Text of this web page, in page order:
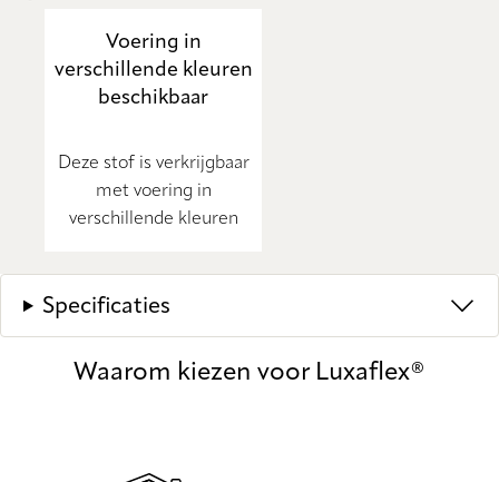
Voering in
verschillende kleuren
beschikbaar
Deze stof is verkrijgbaar
met voering in
verschillende kleuren
Specificaties
Waarom kiezen voor Luxaflex®